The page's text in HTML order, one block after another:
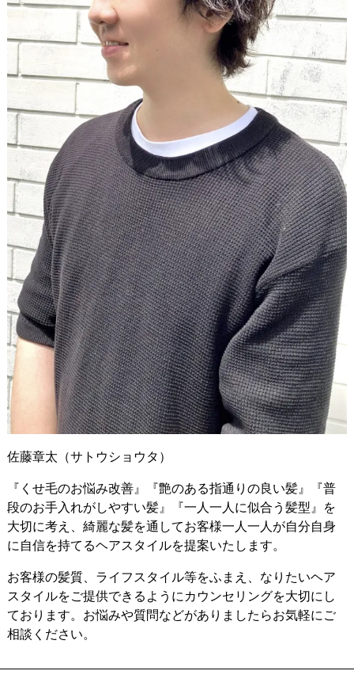
佐藤章太（サトウショウタ）
『くせ毛のお悩み改善』『艶のある指通りの良い髪』『普
段のお手入れがしやすい髪』『一人一人に似合う髪型』を
大切に考え、綺麗な髪を通してお客様一人一人が自分自身
に自信を持てるヘアスタイルを提案いたします。
お客様の髪質、ライフスタイル等をふまえ、なりたいヘア
スタイルをご提供できるようにカウンセリングを大切にし
ております。お悩みや質問などがありましたらお気軽にご
相談ください。